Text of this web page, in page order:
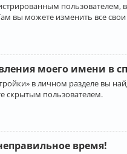
вы можете изменить все
моего имени в
в личном разделе вы
скрытым пользователем.
время!